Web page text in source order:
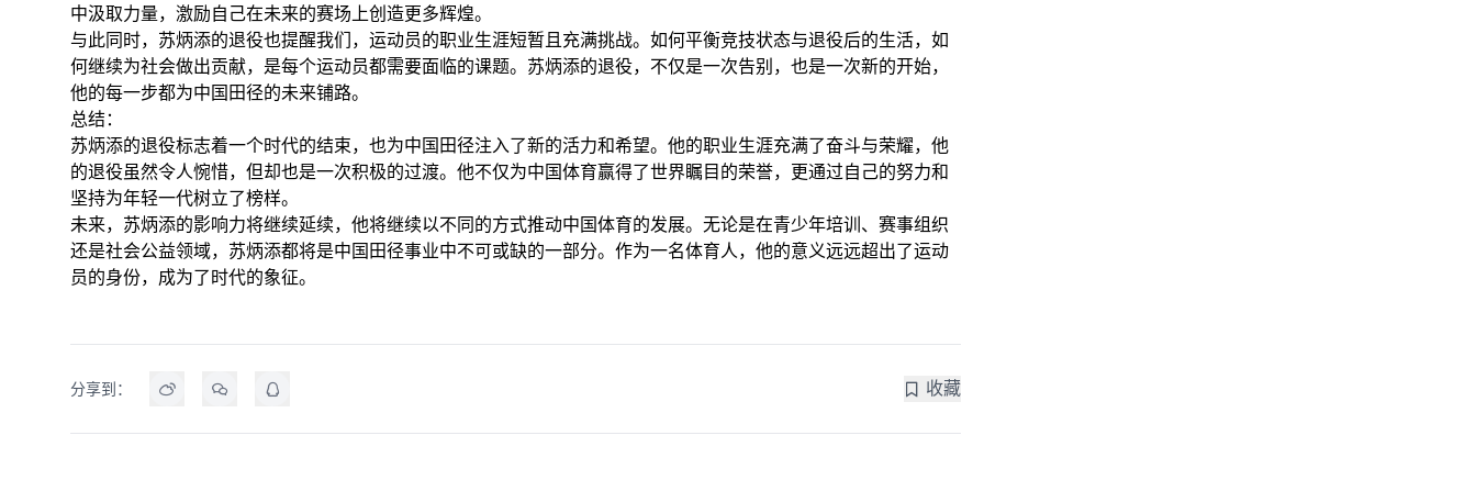
中汲取力量，激励自己在未来的赛场上创造更多辉煌。
与此同时，苏炳添的退役也提醒我们，运动员的职业生涯短暂且充满挑战。如何平衡竞技状态与退役后的生活，如
何继续为社会做出贡献，是每个运动员都需要面临的课题。苏炳添的退役，不仅是一次告别，也是一次新的开始，
他的每一步都为中国田径的未来铺路。
总结：
苏炳添的退役标志着一个时代的结束，也为中国田径注入了新的活力和希望。他的职业生涯充满了奋斗与荣耀，他
的退役虽然令人惋惜，但却也是一次积极的过渡。他不仅为中国体育赢得了世界瞩目的荣誉，更通过自己的努力和
坚持为年轻一代树立了榜样。
未来，苏炳添的影响力将继续延续，他将继续以不同的方式推动中国体育的发展。无论是在青少年培训、赛事组织
还是社会公益领域，苏炳添都将是中国田径事业中不可或缺的一部分。作为一名体育人，他的意义远远超出了运动
员的身份，成为了时代的象征。
分享到： 收藏